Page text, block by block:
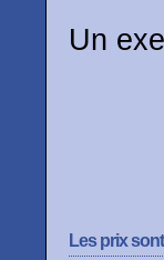
Un
Les prix